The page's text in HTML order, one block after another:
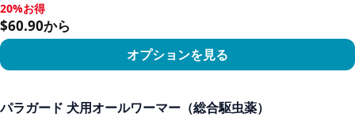
20%お得, $60.90から
20%お得
$60.90から
オプションを見る
パラガード 犬用オールワーマー（総合駆虫薬）